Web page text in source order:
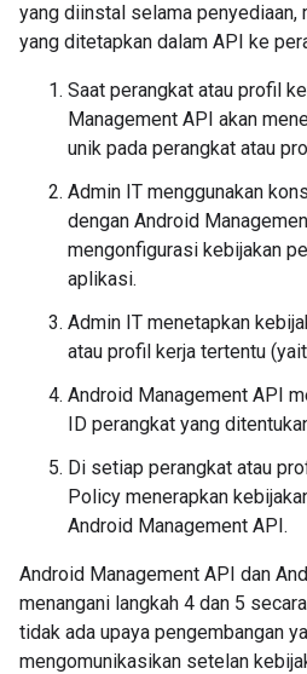
yang diinstal selama penyediaan,
yang ditetapkan dalam API ke
Saat perangkat atau profil
Management API akan
unik pada perangkat atau
Admin IT menggunakan
dengan Android
mengonfigurasi kebijakan
aplikasi.
Admin IT menetapkan
atau profil kerja tertentu
Android Management API
ID perangkat yang
Di setiap perangkat atau
Policy menerapkan
Android Management API.
Android Management API dan
menangani langkah 4 dan 5
tidak ada upaya pengembangan
mengomunikasikan setelan